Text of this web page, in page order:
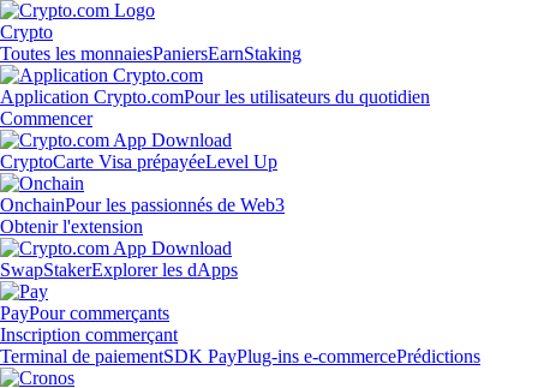
Crypto
Toutes les monnaiesPaniersEarnStaking
Application Crypto.comPour les utilisateurs du quotidien
Commencer
CryptoCarte Visa prépayéeLevel Up
OnchainPour les passionnés de Web3
Obtenir l'extension
SwapStakerExplorer les dApps
PayPour commerçants
Inscription commerçant
Terminal de paiementSDK PayPlug-ins e-commercePrédictions